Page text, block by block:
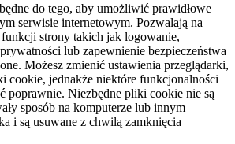
do tego, aby umożliwić prawidłowe
serwisie internetowym. Pozwalają na
funkcji strony takich jak logowanie,
lub zapewnienie bezpieczeństwa
Możesz zmienić ustawienia przeglądarki,
cookie, jednakże niektóre funkcjonalności
poprawnie. Niezbędne pliki cookie nie są
sposób na komputerze lub innym
i są usuwane z chwilą zamknięcia